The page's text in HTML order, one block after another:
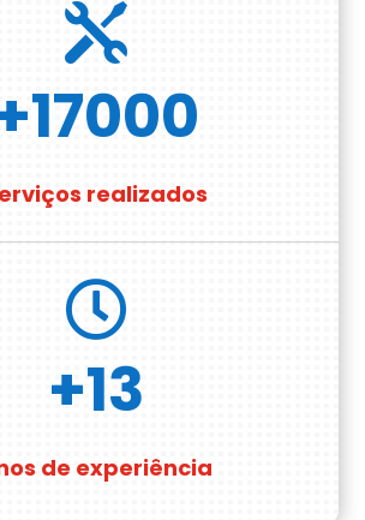

realizados

+13
de experiência